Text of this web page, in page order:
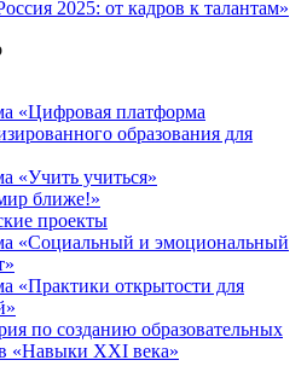
2025: от кадров к талантам»
«Цифровая платформа
образования для
«Учить учиться»
ближе!»
проекты
«Социальный и эмоциональный
«Практики открытости для
по созданию образовательных
«Навыки XXI века»